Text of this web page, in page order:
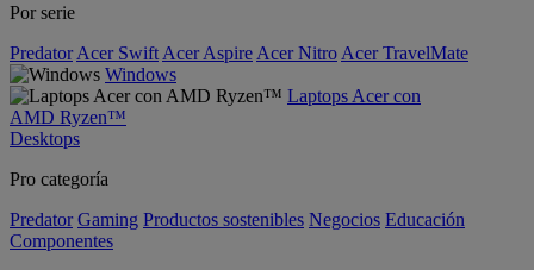
Por serie
Predator Acer Swift Acer Aspire Acer Nitro Acer TravelMate
Windows
Laptops Acer con
AMD Ryzen™
Desktops
Pro categoría
Predator Gaming Productos sostenibles Negocios Educación
Componentes